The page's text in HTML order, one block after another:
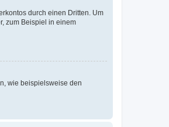
durch einen Dritten. Um
zum Beispiel in einem
wie beispielsweise den